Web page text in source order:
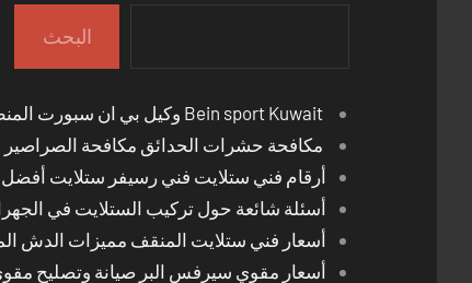
البحث
Bein sport Kuwait وكيل بي ان سبورت المنطقة العاشرة
مكافحة حشرات الحدائق مكافحة الصراصير
أرقام فني ستلايت فني رسيفر ستلايت
أسئلة شائعة حول تركيب الستلايت في
أسعار فني ستلايت المنقف مميزات الدش
أسعار مقوي سيرفس البر صيانة وتصليح